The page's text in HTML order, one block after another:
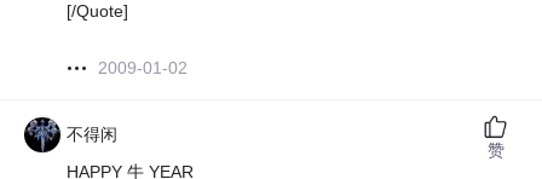
[/Quote]
2009-01-02
不得闲
HAPPY 牛 YEAR
赞